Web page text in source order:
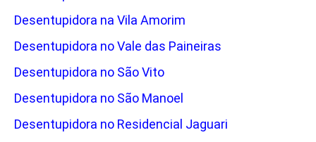
Desentupidora na Vila Amorim
Desentupidora no Vale das Paineiras
Desentupidora no São Vito
Desentupidora no São Manoel
Desentupidora no Residencial Jaguari